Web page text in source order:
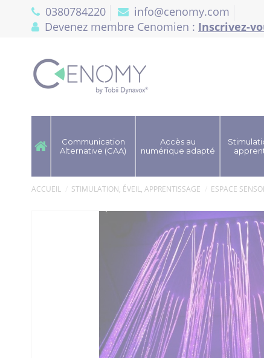
0380784220
info@cenomy.com
Devenez membre Cenomien : Inscrivez-
Communication
Alternative (CAA)
Accès au
numérique adapté
ACCUEIL STIMULATION, ÉVEIL, APPRENTISSAGE ESPACE
Panneau de gestion des cookies